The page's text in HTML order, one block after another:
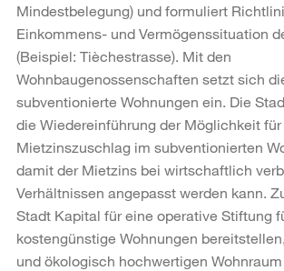
Mindestbelegung) und formuliert
Einkommens- und Vermögenssituation
(Beispiel: Tièchestrasse). Mit den
Wohnbaugenossenschaften setzt sich
subventionierte Wohnungen ein. Die
die Wiedereinführung der Möglichkeit für
Mietzinszuschlag im subventionierten
damit der Mietzins bei wirtschaftlich
Verhältnissen angepasst werden kann.
Stadt Kapital für eine operative Stiftung
kostengünstige Wohnungen
und ökologisch hochwertigen